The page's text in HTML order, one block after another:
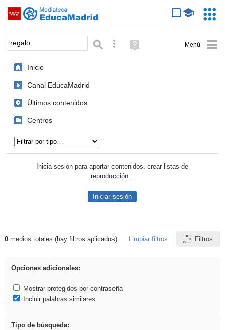
Saltar navegación
Palabra o frase: Búsqueda avanzada
Ayuda
(en
Inicio
Canal EducaMadrid
Últimos contenidos
Centros
Inicia sesión para aportar contenidos, crear listas de
reproducción...
Iniciar sesión
Resultados de: regalo
0medios totales (hay filtros aplicados) Limpiar filtros Filtros
Opciones adicionales:
Mostrar protegidos por contraseña
Incluir palabras similares
Tipo de búsqueda: